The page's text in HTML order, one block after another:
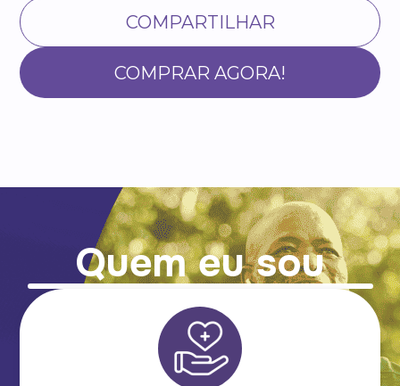
COMPARTILHAR
COMPRAR AGORA!
Quem eu sou